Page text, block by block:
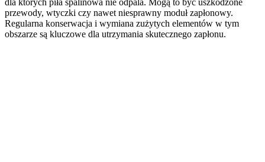
przewody, wtyczki czy nawet niesprawny moduł zapłonowy.
Regularna konserwacja i wymiana zużytych elementów w tym
obszarze są kluczowe dla utrzymania skutecznego zapłonu.